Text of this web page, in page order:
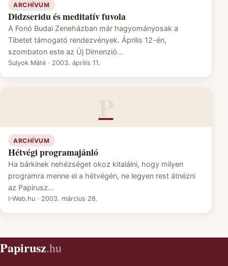
ARCHÍVUM
Didzseridu és meditatív fuvola
A Fonó Budai Zeneházban már hagyományosak a
Tibetet támogató rendezvények. Április 12-én,
szombaton este az Új Dimenzió…
Sulyok Máté · 2003. április 11.
ARCHÍVUM
Hétvégi programajánló
Ha bárkinek nehézséget okoz kitalálni, hogy milyen
programra menne el a hétvégén, ne legyen rest átnézni
az Papirusz…
I-Web.hu · 2003. március 28.
Papirusz.hu